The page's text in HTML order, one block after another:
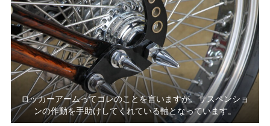
ロッカーアームってコレのことを言いますが、サスペンショ
ンの作動を手助けしてくれている軸となっています。